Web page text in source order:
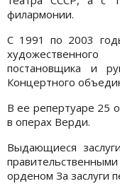
филармонии.
С 1991 по 2003
постановщика и
Концертного
В ее репертуаре 25
в операх Верди.
Выдающиеся
орденом За заслуги